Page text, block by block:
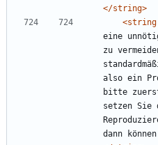
</string>
<string
eine
zu
also ein
bitte
setzen Sie
dann